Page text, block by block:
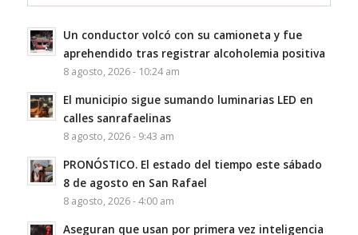
Un conductor volcó con su camioneta y fue
aprehendido tras registrar alcoholemia positiva
8 agosto, 2026 - 10:24 am
El municipio sigue sumando luminarias LED en
calles sanrafaelinas
8 agosto, 2026 - 9:43 am
PRONÓSTICO. El estado del tiempo este sábado
8 de agosto en San Rafael
8 agosto, 2026 - 4:00 am
Aseguran que usan por primera vez inteligencia